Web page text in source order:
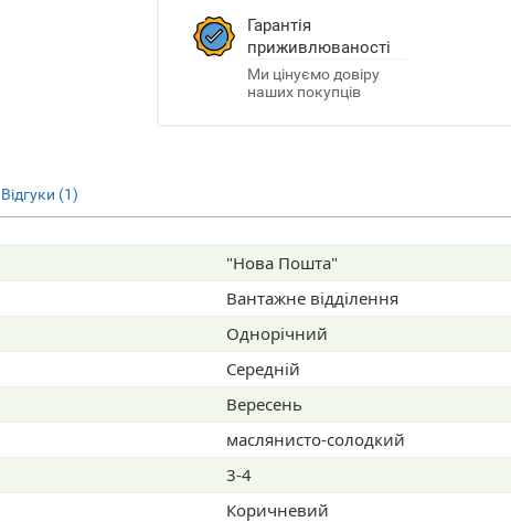
Гарантія
приживлюваності
Ми цінуємо довіру
Відгуки (1)
"Нова Пошта"
Вантажне відділення
Однорічний